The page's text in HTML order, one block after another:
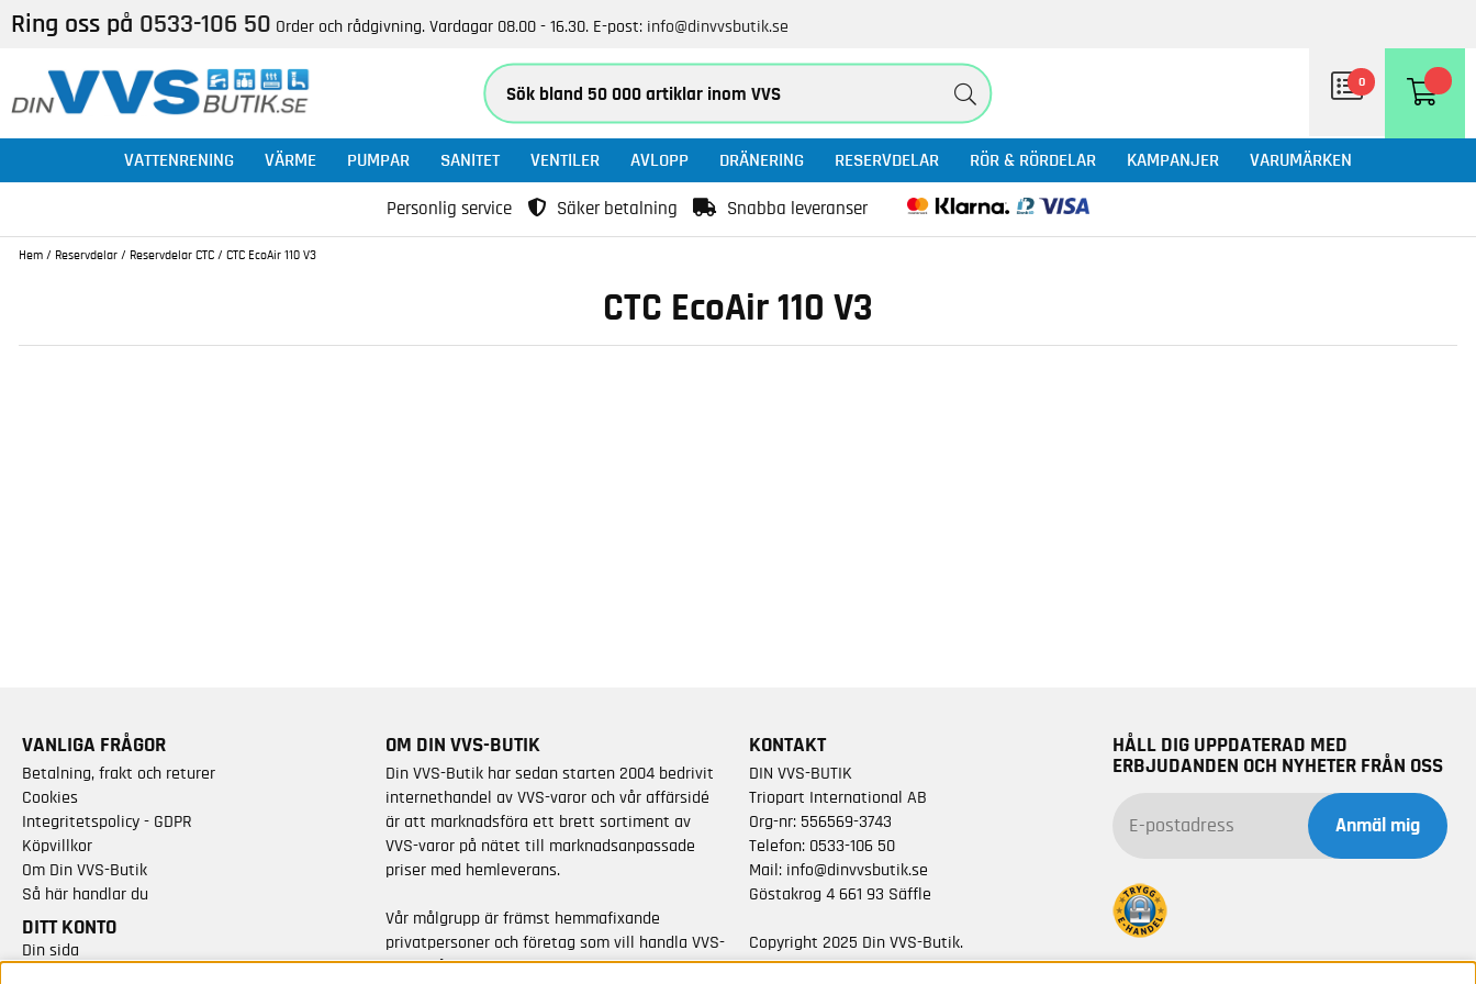
Ring oss på 0533-106 50 Order och rådgivning. Vardagar 08.00 - 16.30. E-post: info@dinvvsbutik.se
0
VATTENRENING VÄRME PUMPAR SANITET VENTILER AVLOPP DRÄNERING RESERVDELAR RÖR & RÖRDELAR KAMPANJER VARUMÄRKEN
Personlig service Säker betalning Snabba leveranser
Hem / Reservdelar / Reservdelar CTC / CTC EcoAir 110 V3
CTC EcoAir 110 V3
VANLIGA FRÅGOR
Betalning, frakt och returer
Cookies
Integritetspolicy - GDPR
Köpvillkor
Om Din VVS-Butik
Så här handlar du
DITT KONTO
Din sida
OM DIN VVS-BUTIK
Din VVS-Butik har sedan starten 2004 bedrivit
internethandel av VVS-varor och vår affärsidé
är att marknadsföra ett brett sortiment av
VVS-varor på nätet till marknadsanpassade
priser med hemleverans.
Vår målgrupp är främst hemmafixande
privatpersoner och företag som vill handla VVS-
varor från kända varumärken.
KONTAKT
DIN VVS-BUTIK
Triopart International AB
Org-nr: 556569-3743
Telefon: 0533-106 50
Mail: info@dinvvsbutik.se
Göstakrog 4 661 93 Säffle
Copyright 2025 Din VVS-Butik.
All rights reserved.
HÅLL DIG UPPDATERAD MED
ERBJUDANDEN OCH NYHETER FRÅN OSS
Anmäl mig